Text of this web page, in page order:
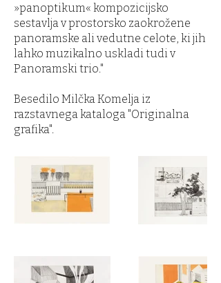
»panoptikum« kompozicijsko
sestavlja v prostorsko zaokrožene
panoramske ali vedutne celote, ki jih
lahko muzikalno uskladi tudi v
Panoramski trio."
Besedilo Milčka Komelja iz
razstavnega kataloga "Originalna
grafika".